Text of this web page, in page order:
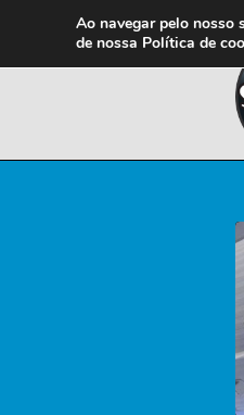
Ao navegar pelo nosso
de nossa Política de